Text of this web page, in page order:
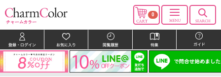
0